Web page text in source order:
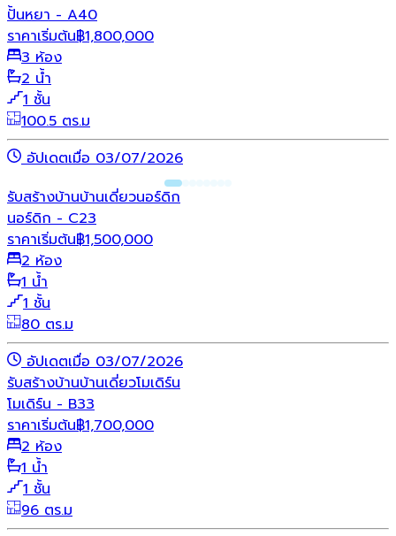
ปั้นหยา - A40
ราคาเริ่มต้น฿1,800,000
3 ห้อง
2 น้ำ
1 ชั้น
100.5 ตร.ม
อัปเดตเมื่อ 03/07/2026
รับสร้างบ้านบ้านเดี่ยวนอร์ดิก
นอร์ดิก - C23
ราคาเริ่มต้น฿1,500,000
2 ห้อง
1 น้ำ
1 ชั้น
80 ตร.ม
อัปเดตเมื่อ 03/07/2026
รับสร้างบ้านบ้านเดี่ยวโมเดิร์น
โมเดิร์น - B33
ราคาเริ่มต้น฿1,700,000
2 ห้อง
1 น้ำ
1 ชั้น
96 ตร.ม